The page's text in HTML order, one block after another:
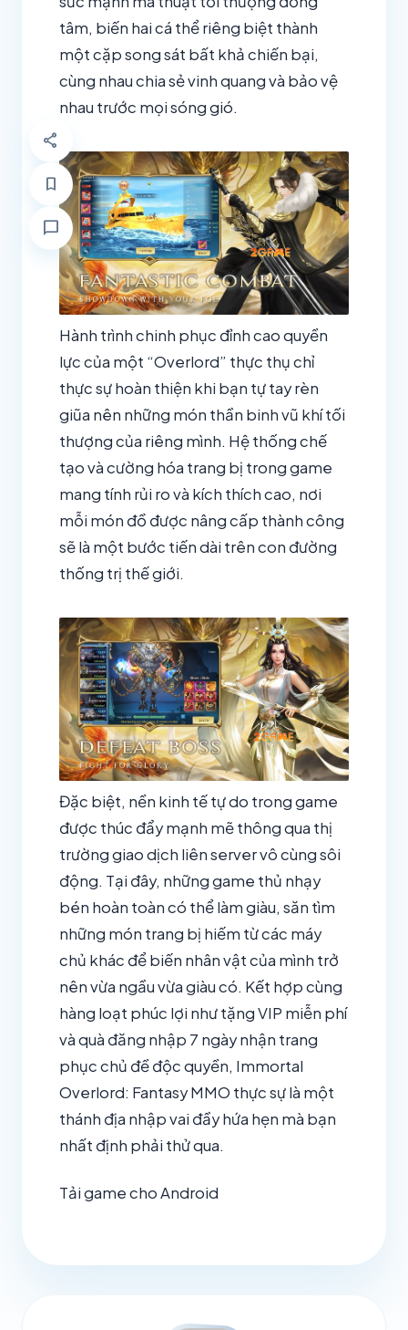
share
bookmark
chat_bubble
tâm, biến hai cá thể riêng biệt thành
một cặp song sát bất khả chiến bại,
cùng nhau chia sẻ vinh quang và bảo vệ
nhau trước mọi sóng gió.
Hành trình chinh phục đỉnh cao quyền
lực của một “Overlord” thực thụ chỉ
thực sự hoàn thiện khi bạn tự tay rèn
giũa nên những món thần binh vũ khí tối
thượng của riêng mình. Hệ thống chế
tạo và cường hóa trang bị trong game
mang tính rủi ro và kích thích cao, nơi
mỗi món đồ được nâng cấp thành công
sẽ là một bước tiến dài trên con đường
thống trị thế giới.
Đặc biệt, nền kinh tế tự do trong game
được thúc đẩy mạnh mẽ thông qua thị
trường giao dịch liên server vô cùng sôi
động. Tại đây, những game thủ nhạy
bén hoàn toàn có thể làm giàu, săn tìm
những món trang bị hiếm từ các máy
chủ khác để biến nhân vật của mình trở
nên vừa ngầu vừa giàu có. Kết hợp cùng
hàng loạt phúc lợi như tặng VIP miễn phí
và quà đăng nhập 7 ngày nhận trang
phục chủ đề độc quyền, Immortal
Overlord: Fantasy MMO thực sự là một
thánh địa nhập vai đầy hứa hẹn mà bạn
nhất định phải thử qua.
Tải game cho Android